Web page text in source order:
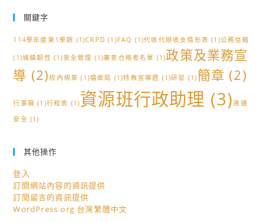
關鍵字
114學年度第1學期 (1)CRPD (1)FAQ (1)代收代辦收支情形表 (1)公務信箱
(1)城鎮韌性 (1)安全管理 (1)審查合格者名單 (1)政策及業務宣
導 (2)校內規章 (1)檔案局 (1)特教宣導週 (1)研習 (1) 簡章 (2)
行事曆 (1)行程表 (1)資源班行政助理 (3)資通
安全 (1)
其他操作
登入
訂閱網站內容的資訊提供
訂閱留言的資訊提供
WordPress.org 台灣繁體中文